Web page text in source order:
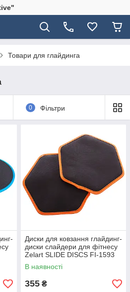
Товари для глайдинга
0 Фільтри
Диски для ковзання глайдинг-
диски слайдери для фітнесу
Zelart SLIDE DISCS FI-1593
HEX STYLE (ABS пластик,
В наявності
355 ₴